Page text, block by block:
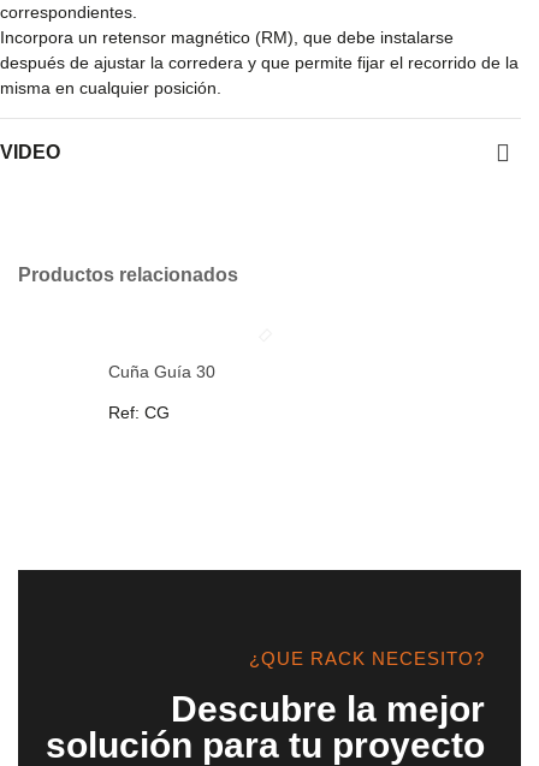
correspondientes.
Incorpora un retensor magnético (RM), que debe instalarse
después de ajustar la corredera y que permite fijar el recorrido de la
misma en cualquier posición.
VIDEO
Productos relacionados
Cuña Guía 30
Ref: CG
¿QUE RACK NECESITO?
Descubre la mejor
solución para tu proyecto